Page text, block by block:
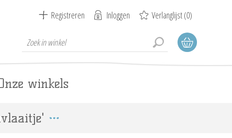
Registreren Inloggen Verlanglijst(0)
winkels